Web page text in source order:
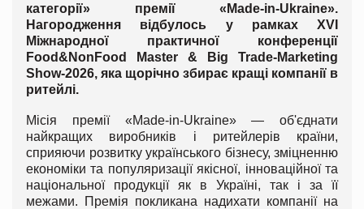
категорії» премії «Made-in-Ukraine».
Нагородження відбулось у рамках ХVІ
Міжнародної практичної конференції
Food&NonFood Master & Big Trade-Marketing
Show-2026, яка щорічно збирає кращі компанії в
ритейлі.
Місія премії «Made-in-Ukraine» — об'єднати
найкращих виробників і ритейлерів країни,
сприяючи розвитку українського бізнесу, зміцненню
економіки та популяризації якісної, інноваційної та
національної продукції як в Україні, так і за її
межами. Премія покликана надихати компанії на